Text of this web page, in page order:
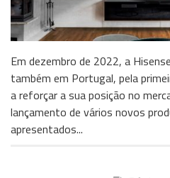
Em dezembro de 2022, a
também em Portugal, pela
a reforçar a sua posição no
lançamento de vários novos
apresentados...